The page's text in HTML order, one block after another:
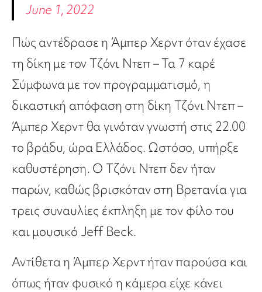
June 1, 2022
Πώς αντέδρασε η Άμπερ Χερντ όταν έχασε
τη δίκη με τον Τζόνι Ντεπ – Τα 7 καρέ
Σύμφωνα με τον προγραμματισμό, η
δικαστική απόφαση στη δίκη Τζόνι Ντεπ –
Άμπερ Χερντ θα γινόταν γνωστή στις 22.00
το βράδυ, ώρα Ελλάδος. Ωστόσο, υπήρξε
καθυστέρηση. Ο Τζόνι Ντεπ δεν ήταν
παρών, καθώς βρισκόταν στη Βρετανία για
τρεις συναυλίες έκπληξη με τον φίλο του
και μουσικό Jeff Beck.
Αντίθετα η Άμπερ Χερντ ήταν παρούσα και
όπως ήταν φυσικό η κάμερα είχε κάνει